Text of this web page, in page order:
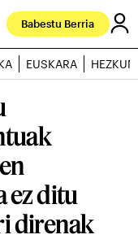
Babestu Berria
EUSKARA
ez ditu
direnak